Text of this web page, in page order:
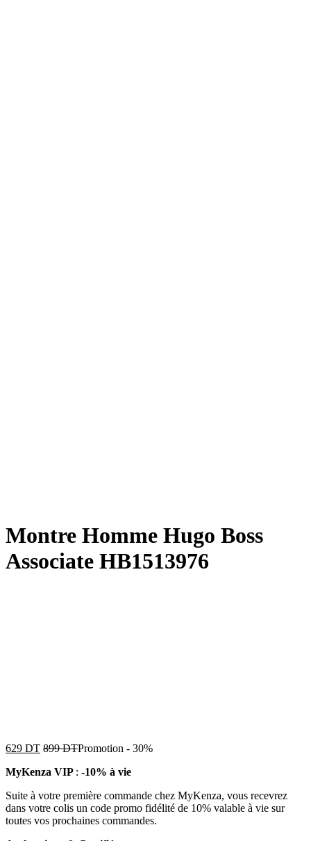
Montre Homme Hugo Boss
Associate HB1513976
629 DT 899DTPromotion - 30%
MyKenza VIP : -10% à vie
Suite à votre première commande chez MyKenza, vous recevrez
dans votre colis un code promo fidélité de 10% valable à vie sur
toutes vos prochaines commandes.